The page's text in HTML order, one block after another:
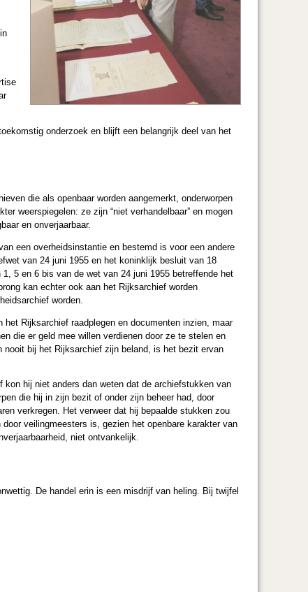
onderzoek en blijft een belangrijk deel van het
die als openbaar worden aangemerkt, onderworpen
weerspiegelen: ze zijn “niet verhandelbaar” en mogen
en onverjaarbaar.
een overheidsinstantie en bestemd is voor een andere
van 24 juni 1955 en het koninklijk besluit van 18
5 en 6 bis van de wet van 24 juni 1955 betreffende het
kan echter ook aan het Rijksarchief worden
worden.
het Rijksarchief raadplegen en documenten inzien, maar
die er geld mee willen verdienen door ze te stelen en
bij het Rijksarchief zijn beland, is het bezit ervan
kon hij niet anders dan weten dat de archiefstukken van
die hij in zijn bezit of onder zijn beheer had, door
verkregen. Het verweer dat hij bepaalde stukken zou
veilingmeesters is, gezien het openbare karakter van
niet ontvankelijk.
De handel erin is een misdrijf van heling. Bij twijfel